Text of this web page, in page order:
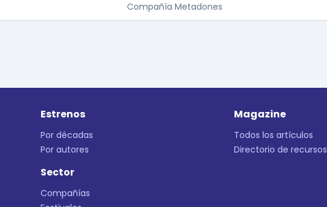
Compañía Metadones
Estrenos
Por décadas
Por autores
Sector
Compañías
Magazine
Todos los artículos
Directorio de recursos